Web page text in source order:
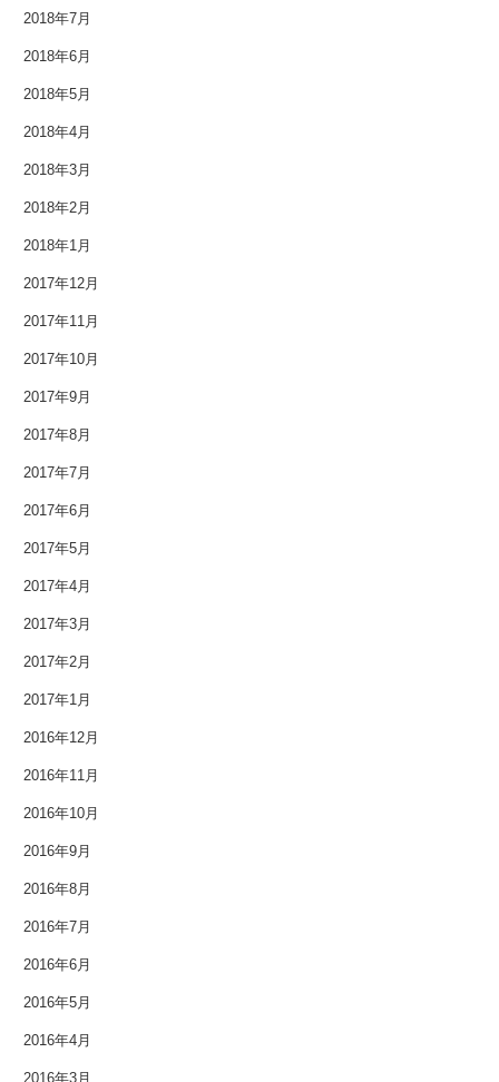
2018年7月
2018年6月
2018年5月
2018年4月
2018年3月
2018年2月
2018年1月
2017年12月
2017年11月
2017年10月
2017年9月
2017年8月
2017年7月
2017年6月
2017年5月
2017年4月
2017年3月
2017年2月
2017年1月
2016年12月
2016年11月
2016年10月
2016年9月
2016年8月
2016年7月
2016年6月
2016年5月
2016年4月
2016年3月